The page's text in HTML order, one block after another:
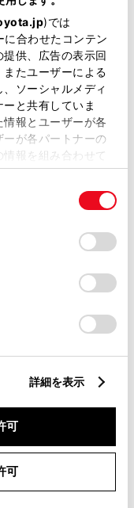
)では
合わせたコンテン
供、広告の表示回
たユーザーによる
ソーシャルメディ
と共有していま
報とユーザーが各
が各パートナーの
報を組み合わせて
の使用を続行する
存されることに同
)のオプトアウト、
たっては、当社の
ついて
」をご覧くだ
詳細を表示
可
可
ﾟﾘｸﾗｯｼｭｾｰﾌﾃｨ
場合がございます
ラ）